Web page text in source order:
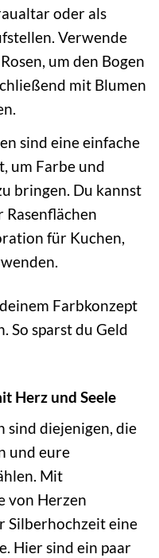
oder als
Verwende
um den Bogen
mit Blumen
sind eine einfache
um Farbe und
bringen. Du kannst
Rasenflächen
für Kuchen,
Farbkonzept
So sparst du Geld
Herz und Seele
sind diejenigen, die
und eure
Mit
von Herzen
Silberhochzeit eine
Hier sind ein paar